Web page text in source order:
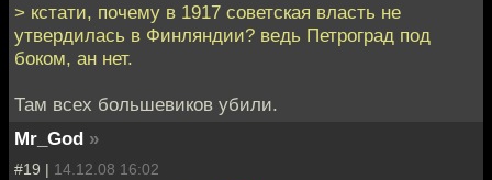
> кстати, почему в 1917 советская власть не
утвердилась в Финляндии? ведь Петроград под
боком, ан нет.
Там всех большевиков убили.
Mr_God »
#19 | 14.12.08 16:02